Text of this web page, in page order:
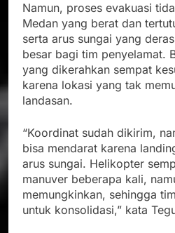
Namun, proses evakuasi
Medan yang berat dan
serta arus sungai yang
besar bagi tim penyelamat.
yang dikerahkan sempat
karena lokasi yang tak
landasan.
“Koordinat sudah dikirim,
bisa mendarat karena
arus sungai. Helikopter
manuver beberapa kali,
memungkinkan, sehingga
untuk konsolidasi,” kata